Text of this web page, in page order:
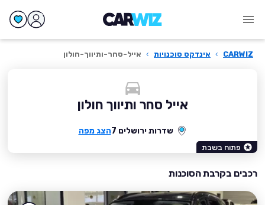
CARWIZ
› אינדקס סוכנויות › אייל-סחר-ותיווך-חולון
אייל סחר ותיווך חולון
שדרות ירושלים 7 הצג מפה
פתוח בשבת
רכבים בקרבת הסוכנות